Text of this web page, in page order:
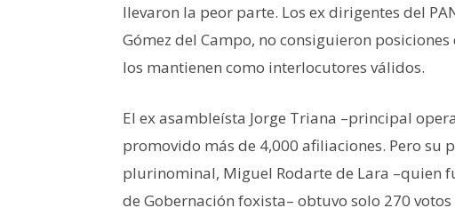
llevaron la peor parte. Los ex dirigentes del
Gómez del Campo, no consiguieron
los mantienen como interlocutores válidos.
El ex asambleísta Jorge Triana –principal
promovido más de 4,000 afiliaciones. Pero
plurinominal, Miguel Rodarte de Lara –quien
de Gobernación foxista– obtuvo solo 270